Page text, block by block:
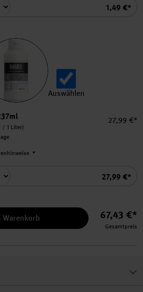
Summe
1,49 €*
Auswählen
/ 1 Liter)
27,99 €*
Summe
27,99 €*
Warenkorb 67,43 €*
Gesamtpreis